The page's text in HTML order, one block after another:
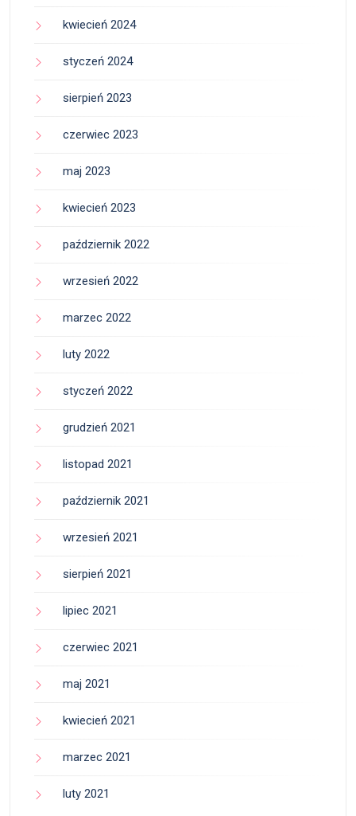
kwiecień 2024
styczeń 2024
sierpień 2023
czerwiec 2023
maj 2023
kwiecień 2023
październik 2022
wrzesień 2022
marzec 2022
luty 2022
styczeń 2022
grudzień 2021
listopad 2021
październik 2021
wrzesień 2021
sierpień 2021
lipiec 2021
czerwiec 2021
maj 2021
kwiecień 2021
marzec 2021
luty 2021